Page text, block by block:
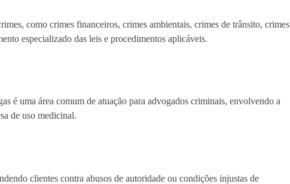
como crimes financeiros, crimes ambientais, crimes de trânsito, crimes
especializado das leis e procedimentos aplicáveis.
é uma área comum de atuação para advogados criminais, envolvendo a
de uso medicinal.
clientes contra abusos de autoridade ou condições injustas de